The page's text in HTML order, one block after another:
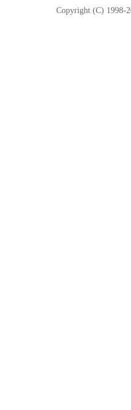
Copyright (C) 1998-